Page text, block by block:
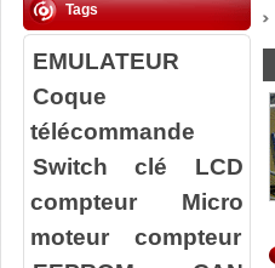
Tags
EMULATEUR
Coque
télécommande
Switch clé
LCD
compteur
Micro
moteur compteur